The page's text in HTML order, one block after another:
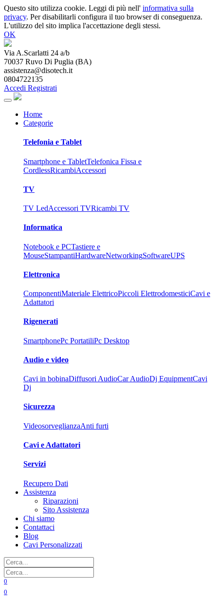
Questo sito utilizza cookie. Leggi di più nell' informativa sulla
privacy. Per disabilitarli configura il tuo browser di conseguenza.
L'utilizzo del sito implica l'accettazione degli stessi.
OK
Via A.Scarlatti 24 a/b
70037 Ruvo Di Puglia (BA)
assistenza@disotech.it
0804722135
Accedi Registrati
Home
Categorie
Telefonia e Tablet
Smartphone e TabletTelefonica Fissa e
CordlessRicambiAccessori
TV
TV LedAccessori TVRicambi TV
Informatica
Notebook e PCTastiere e
MouseStampantiHardwareNetworkingSoftwareUPS
Elettronica
ComponentiMateriale ElettricoPiccoli ElettrodomesticiCavi e
Adattatori
Rigenerati
SmartphonePc PortatiliPc Desktop
Audio e video
Cavi in bobinaDiffusori AudioCar AudioDj EquipmentCavi
Dj
Sicurezza
VideosorveglianzaAnti furti
Cavi e Adattatori
Servizi
Recupero Dati
Assistenza
Riparazioni
Sito Assistenza
Chi siamo
Contattaci
Blog
Cavi Personalizzati
0
0